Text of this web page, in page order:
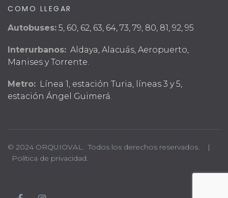
COMO LLEGAR
Autobuses: 5, 60, 62, 63, 64, 73, 79, 80, 81, 92, 95
Interurbanos: Aldaya, Alacuás, Aeropuerto,
Manises y Torrente.
Metro: Línea 1, estación Turia, líneas 3 y 5,
estación Ángel Guimerá.
© 2024 ORQUIOVAL. Todos los derechos reservados. |
Política de privacidad.